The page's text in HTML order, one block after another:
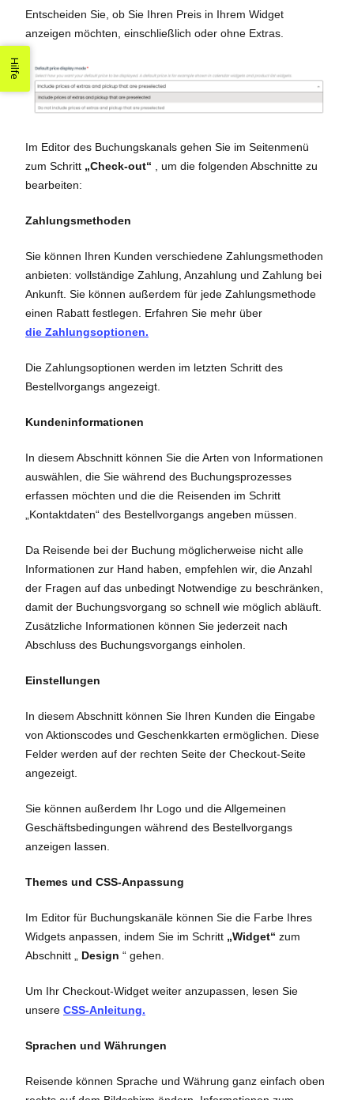
Entscheiden Sie, ob Sie Ihren Preis in Ihrem Widget
anzeigen möchten, einschließlich oder ohne Extras.
Im Editor des Buchungskanals gehen Sie im Seitenmenü
zum Schritt „Check-out“ , um die folgenden Abschnitte zu
bearbeiten:
Zahlungsmethoden
Sie können Ihren Kunden verschiedene Zahlungsmethoden
anbieten: vollständige Zahlung, Anzahlung und Zahlung bei
Ankunft. Sie können außerdem für jede Zahlungsmethode
einen Rabatt festlegen. Erfahren Sie mehr über
die Zahlungsoptionen.
Die Zahlungsoptionen werden im letzten Schritt des
Bestellvorgangs angezeigt.
Kundeninformationen
In diesem Abschnitt können Sie die Arten von Informationen
auswählen, die Sie während des Buchungsprozesses
erfassen möchten und die die Reisenden im Schritt
„Kontaktdaten“ des Bestellvorgangs angeben müssen.
Da Reisende bei der Buchung möglicherweise nicht alle
Informationen zur Hand haben, empfehlen wir, die Anzahl
der Fragen auf das unbedingt Notwendige zu beschränken,
damit der Buchungsvorgang so schnell wie möglich abläuft.
Zusätzliche Informationen können Sie jederzeit nach
Abschluss des Buchungsvorgangs einholen.
Einstellungen
In diesem Abschnitt können Sie Ihren Kunden die Eingabe
von Aktionscodes und Geschenkkarten ermöglichen. Diese
Felder werden auf der rechten Seite der Checkout-Seite
angezeigt.
Sie können außerdem Ihr Logo und die Allgemeinen
Geschäftsbedingungen während des Bestellvorgangs
anzeigen lassen.
Themes und CSS-Anpassung
Im Editor für Buchungskanäle können Sie die Farbe Ihres
Widgets anpassen, indem Sie im Schritt „Widget“ zum
Abschnitt „ Design “ gehen.
Um Ihr Checkout-Widget weiter anzupassen, lesen Sie
unsere CSS-Anleitung.
Sprachen und Währungen
Reisende können Sprache und Währung ganz einfach oben
Hilfe